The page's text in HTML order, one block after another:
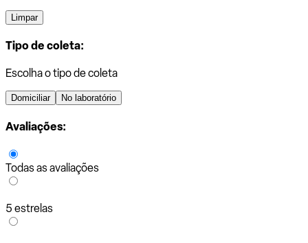
Limpar
Tipo de coleta:
Escolha o tipo de coleta
Domiciliar No laboratório
Avaliações:
Todas as avaliações
5 estrelas